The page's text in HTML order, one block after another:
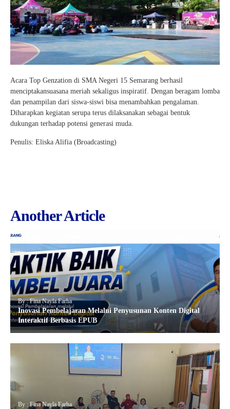
Acara Top Genzation di SMA Negeri 15 Semarang berhasil
menciptakansuasana meriah sekaligus inspiratif. Dengan beragam lomba
dan penampilan dari siswa-siswi bisa menambahkan pengalaman.
Diharapkan kegiatan serupa terus dilaksanakan sebagai bentuk
dukungan terhadap potensi generasi muda.
Penulis: Eliska Alifia (Broadcasting)
Another Article
By : Fina Nayla Farha
Inovasi Pembelajaran Melalui Penyusunan Konten Digital
Interaktif Berbasis EPUB
By : Fina Nayla Farha